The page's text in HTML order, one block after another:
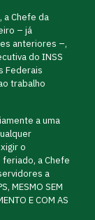
a Chefe da
– já
anteriores –,
do INSS
Federais
trabalho
a uma
o
a Chefe
a
MESMO SEM
E COM AS